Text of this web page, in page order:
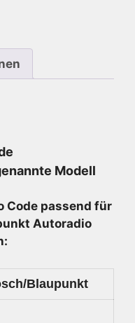
Modell
Code passend für
Autoradio
Blaupunkt